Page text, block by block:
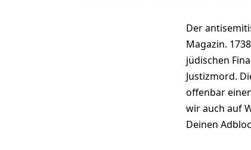
Der
Magazin.
jüdischen
Justizmord.
offenbar
wir auch auf
Deinen